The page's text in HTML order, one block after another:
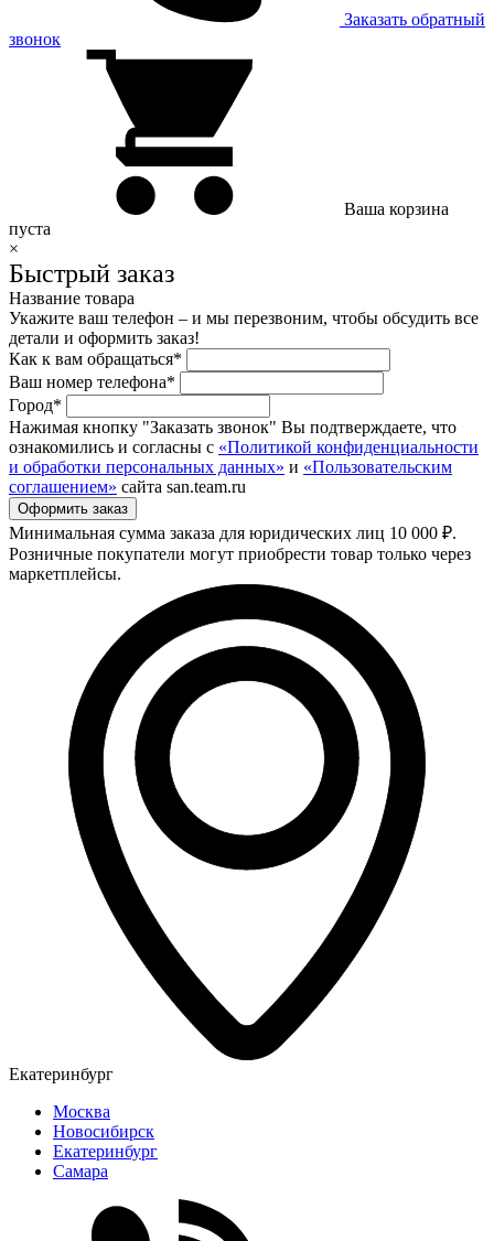
Заказать обратный
звонок
Ваша корзина
пуста
×
Быстрый заказ
Название товара
Укажите ваш телефон – и мы перезвоним, чтобы обсудить все
детали и оформить заказ!
Как к вам обращаться*
Ваш номер телефона*
Город*
Нажимая кнопку "Заказать звонок" Вы подтверждаете, что
ознакомились и согласны с «Политикой конфиденциальности
и обработки персональных данных» и «Пользовательским
соглашением» сайта san.team.ru
Минимальная сумма заказа для юридических лиц 10 000 ₽.
Розничные покупатели могут приобрести товар только через
маркетплейсы.
Екатеринбург
Москва
Новосибирск
Екатеринбург
Самара